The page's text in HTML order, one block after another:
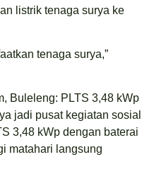
listrik tenaga surya ke
tenaga surya,”
Buleleng: PLTS 3,48 kWp
jadi pusat kegiatan
3,48 kWp dengan baterai
matahari langsung